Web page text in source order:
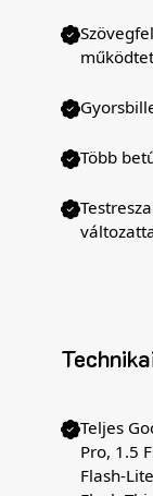
Több
Teljes
Pro, 1.5
Flash-